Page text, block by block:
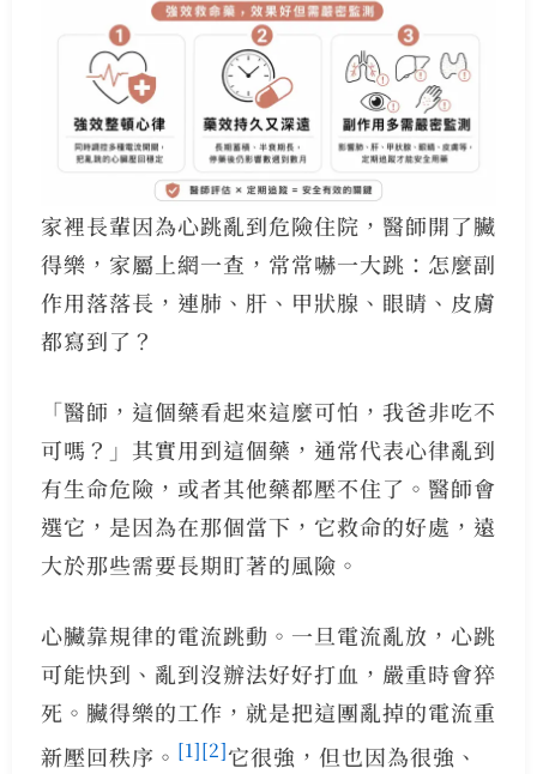
家裡長輩因為心跳亂到危險住院，醫師開了臟
得樂，家屬上網一查，常常嚇一大跳：怎麼副
作用落落長，連肺、肝、甲狀腺、眼睛、皮膚
都寫到了？
「醫師，這個藥看起來這麼可怕，我爸非吃不
可嗎？」其實用到這個藥，通常代表心律亂到
有生命危險，或者其他藥都壓不住了。醫師會
選它，是因為在那個當下，它救命的好處，遠
大於那些需要長期盯著的風險。
心臟靠規律的電流跳動。一旦電流亂放，心跳
可能快到、亂到沒辦法好好打血，嚴重時會猝
死。臟得樂的工作，就是把這團亂掉的電流重
新壓回秩序。 [1][2]它很強，但也因為很強、